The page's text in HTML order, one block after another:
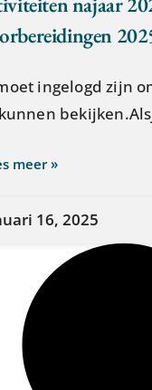
ingelogd zijn
meer »
16, 2025